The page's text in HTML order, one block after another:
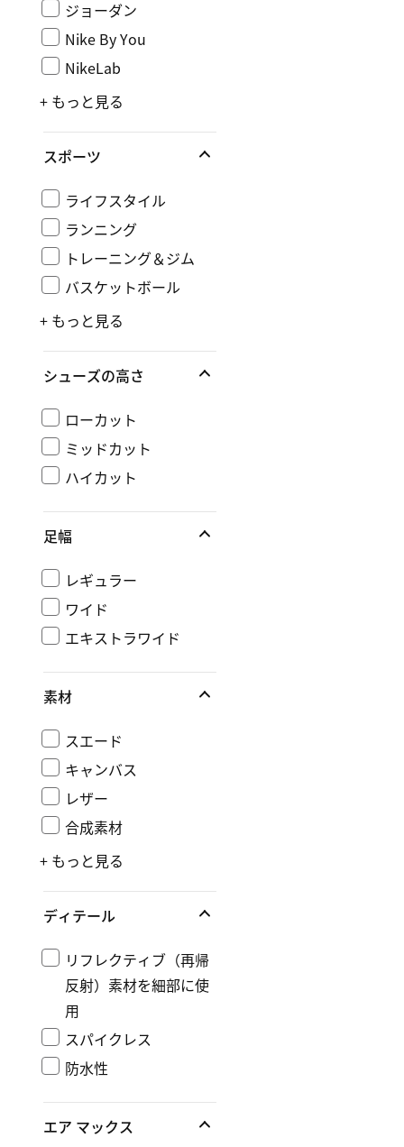
ジョーダン
Nike By You
NikeLab
+ もっと見る
スポーツ
ライフスタイル
ランニング
トレーニング＆ジム
バスケットボール
+ もっと見る
シューズの高さ
ローカット
ミッドカット
ハイカット
足幅
レギュラー
ワイド
エキストラワイド
素材
スエード
キャンバス
レザー
合成素材
+ もっと見る
ディテール
リフレクティブ（再帰
反射）素材を細部に使
用
スパイクレス
防水性
エア マックス